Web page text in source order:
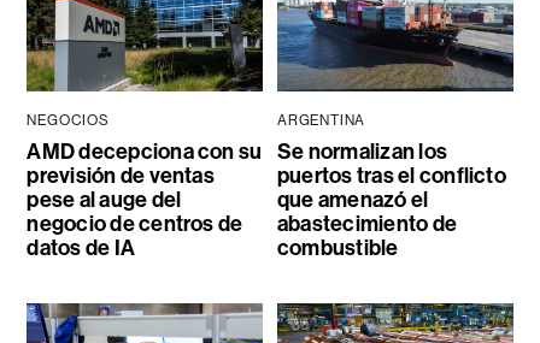
NEGOCIOS
AMD decepciona con su
previsión de ventas
pese al auge del
negocio de centros de
datos de IA
ARGENTINA
Se normalizan los
puertos tras el conflicto
que amenazó el
abastecimiento de
combustible